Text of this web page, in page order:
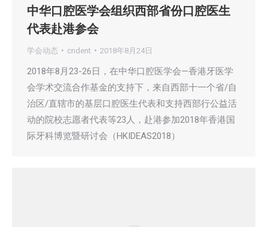
中华口腔医学会组织西部省份口腔医生
代表赴港参会
学会动态 cndent 2018年8月24日
2018年8月23-26日，在中华口腔医学会—香港牙医学
会学术交流合作基金的支持下，来自西部十一个省/自
治区/直辖市的基层口腔医生代表和支持西部行公益活
动的院校志愿者代表等23人，赴港参加2018年香港国
际牙科博览暨研讨会（HKIDEAS2018）